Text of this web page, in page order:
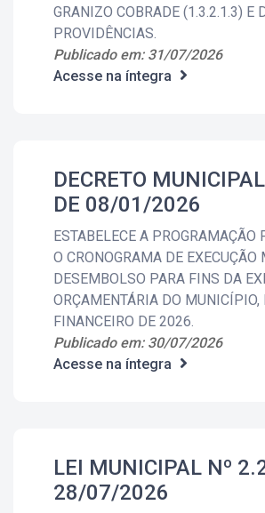
GRANIZO COBRADE (1.3.2.1.3) E
PROVIDÊNCIAS.
Publicado em: 31/07/2026
Acesse na íntegra
DECRETO
DE 08/01/2026
ESTABELECE A PROGRAMAÇÃO
O CRONOGRAMA DE EXECUÇÃO
DESEMBOLSO PARA FINS DA
ORÇAMENTÁRIA DO MUNICÍPIO,
FINANCEIRO DE 2026.
Publicado em: 30/07/2026
Acesse na íntegra
LEI MUNICIPAL Nº
28/07/2026